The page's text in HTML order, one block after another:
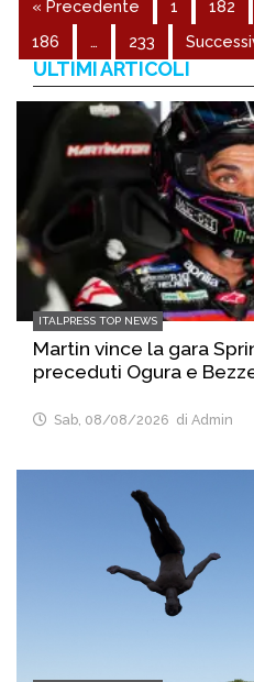
« Precedente 1 182
186
… 233
ULTIMI ARTICOLI
ITALPRESS TOP NEWS
Martin vince la gara
preceduti Ogura e
Sab, 08/08/2026 di Admin